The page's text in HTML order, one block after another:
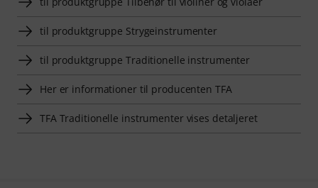
til produktgruppe Strygeinstrumenter
til produktgruppe Traditionelle instrumenter
Her er informationer til producenten TFA
TFA Traditionelle instrumenter vises detaljeret